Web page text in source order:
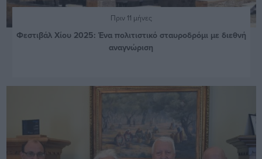
Πριν 11 μήνες
Φεστιβάλ Χίου 2025: Ένα πολιτιστικό σταυροδρόμι με διεθνή
αναγνώριση